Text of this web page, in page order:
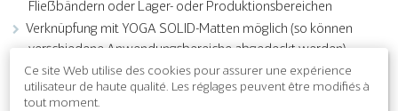
Fließbändern oder Lager- oder Produktionsbereichen
Verknüpfung mit YOGA SOLID-Matten möglich (so können
verschiedene Anwendungsbereiche abgedeckt werden)
der Arbeitsbereich bleibt trocken, trittsicher und rutschfest
in Verbindung mit Leisten inklusive Ecken ist der Bodenblag
Ce site Web utilise des cookies pour assurer une expérience
utilisateur de haute qualité. Les réglages peuvent être modifiés à
tout moment.